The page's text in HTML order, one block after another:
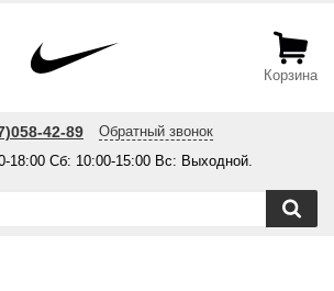
Корзина
42-89
Обратный звонок
18:00 Сб: 10:00-15:00 Вс: Выходной.